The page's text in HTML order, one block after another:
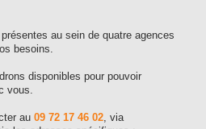
au sein de quatre agences
besoins.
disponibles pour pouvoir
vous.
au 09 72 17 46 02, via